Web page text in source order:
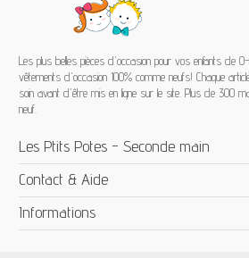
Les plus belles pièces d'occasion pour vos enfants de
vêtements d'occasion 100% comme neufs! Chaque
soin avant d'être mis en ligne sur le site. Plus de 300
neuf.
Les Ptits Potes - Seconde main
Contact & Aide
Informations